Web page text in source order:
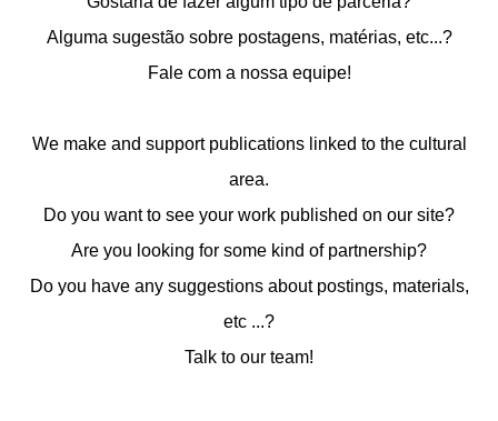
Alguma sugestão sobre postagens, matérias, etc...?
Fale com a nossa equipe!
We make and support publications linked to the cultural
area.
Do you want to see your work published on our site?
Are you looking for some kind of partnership?
Do you have any suggestions about postings, materials,
etc ...?
Talk to our team!